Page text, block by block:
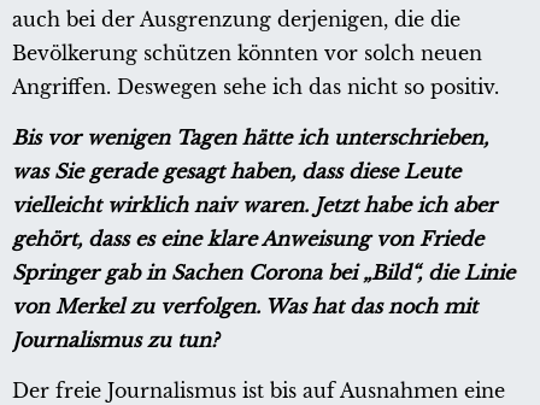
auch bei der Ausgrenzung derjenigen, die die
Bevölkerung schützen könnten vor solch neuen
Angriffen. Deswegen sehe ich das nicht so positiv.
Bis vor wenigen Tagen hätte ich unterschrieben,
was Sie gerade gesagt haben, dass diese Leute
vielleicht wirklich naiv waren. Jetzt habe ich aber
gehört, dass es eine klare Anweisung von Friede
Springer gab in Sachen Corona bei „Bild“, die Linie
von Merkel zu verfolgen. Was hat das noch mit
Journalismus zu tun?
Der freie Journalismus ist bis auf Ausnahmen eine